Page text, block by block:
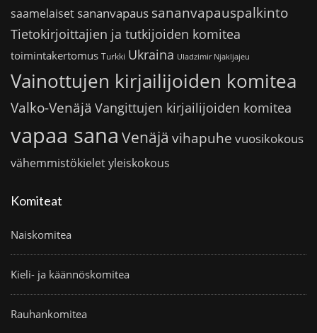
saamelaiset sananvapaus sananvapauspalkinto
Tietokirjoittajien ja tutkijoiden komitea
toimintakertomus Turkki Ukraina Uladzimir Njakljajeu
Vainottujen kirjailijoiden komitea
Valko-Venäjä Vangittujen kirjailijoiden komitea
vapaa sana Venäjä vihapuhe vuosikokous
vähemmistökieletyleiskokous
Komiteat
Naiskomitea
Kieli- ja käännöskomitea
Rauhankomitea